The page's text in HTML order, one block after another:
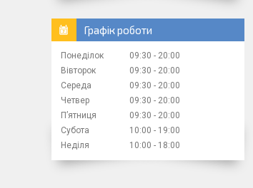
Графік роботи
Понеділок 09:30
20:00
Вівторок
09:30
20:00
Середа
09:30
20:00
Четвер
09:30
20:00
Пʼятниця
09:30
20:00
Субота
10:00
19:00
Неділя
10:00 18:00